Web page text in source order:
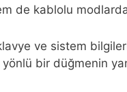
de kablolu
ve sistem
bir düğmenin